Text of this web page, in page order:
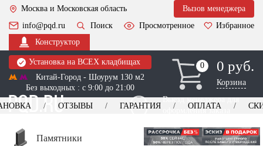
Москва и Московская область
Вызов менеджера
info@pqd.ru
Поиск Просмотренное
Избранное
Конструктор
Установка на ВСЕХ кладбищах
Китай-Город - Шоурум 130 м2
Без выходных : с 9:00 до 21:00
0
0 0 руб.
Корзина
Выезд менеджера для
оформления заказа
+7 (495) 518-44-23
ОТЗЫВЫ ГАРАНТИЯ ОПЛАТА
Памятники